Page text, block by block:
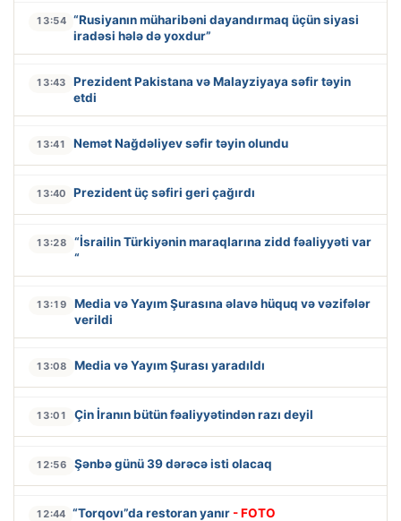
13:54 “Rusiyanın müharibəni dayandırmaq üçün siyasi
iradəsi hələ də yoxdur”
13:43
Prezident Pakistana və Malayziyaya səfir təyin
etdi
13:41 Nemət Nağdəliyev səfir təyin olundu
13:40 Prezident üç səfiri geri çağırdı
13:28
“İsrailin Türkiyənin maraqlarına zidd fəaliyyəti var
“
13:19
Media və Yayım Şurasına əlavə hüquq və vəzifələr
verildi
13:08 Media və Yayım Şurası yaradıldı
13:01 Çin İranın bütün fəaliyyətindən razı deyil
12:56 Şənbə günü 39 dərəcə isti olacaq
12:44 “Torqovı”da restoran yanır - FOTO